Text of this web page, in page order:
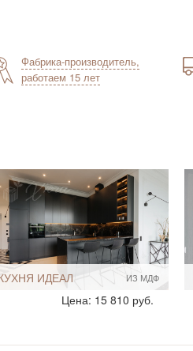
Фабрика-производитель,
работаем 15 лет
ИЗ МДФ
ИДЕАЛ
Современный
ширина:Большие
Цена: 15 810 руб.